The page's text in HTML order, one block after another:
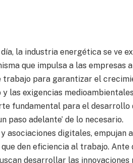
la industria energética se ve
que impulsa a las empresas
trabajo para garantizar el
las exigencias
fundamental para el desarrollo
paso adelante’ de lo necesario.
asociaciones digitales, empujan
den eficiencia al trabajo. Ante
desarrollar las innovaciones